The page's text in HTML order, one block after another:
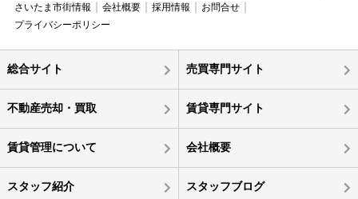
さいたま市街情報
会社概要 採用情報
お問合せ
プライバシーポリシー
総合サイト 売買専門サイト
不動産売却・買取 賃貸専門サイト
賃貸管理について 会社概要
スタッフ紹介 スタッフブログ